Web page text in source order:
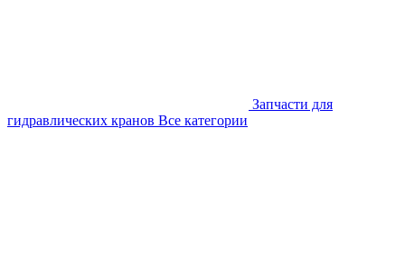
Запчасти для
гидравлических кранов Все категории